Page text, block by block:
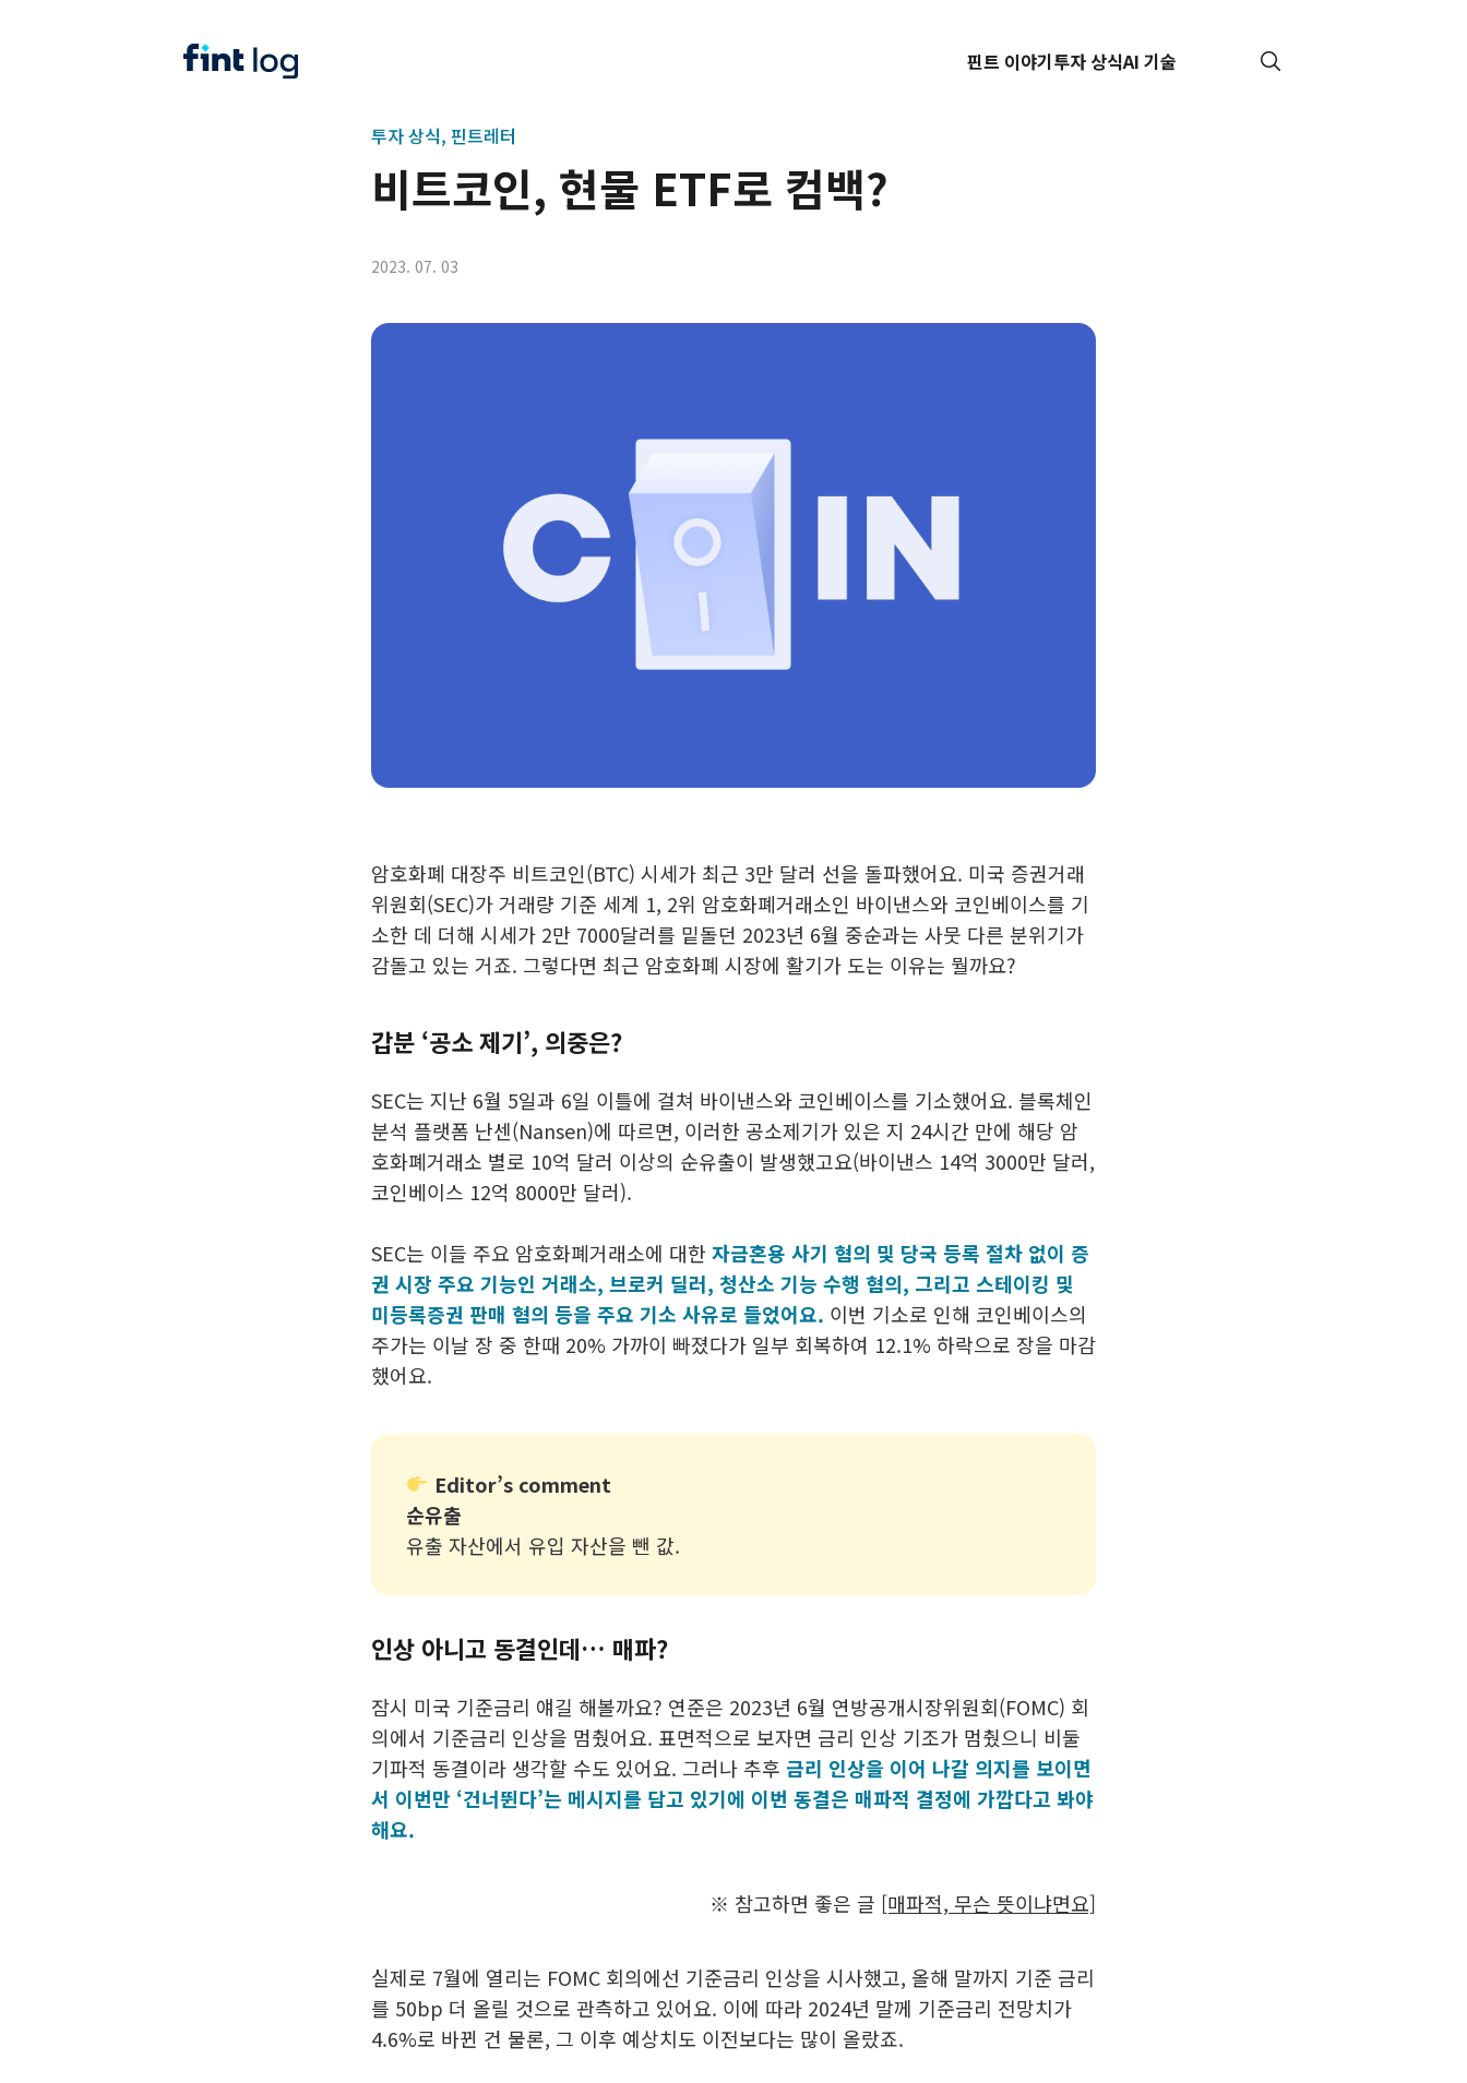
핀트 이야기투자 상식AI 기술
투자 상식, 핀트레터
비트코인, 현물 ETF로 컴백?
2023. 07. 03
암호화폐 대장주 비트코인(BTC) 시세가 최근 3만 달러 선을 돌파했어요. 미국 증권거래
위원회(SEC)가 거래량 기준 세계 1, 2위 암호화폐거래소인 바이낸스와 코인베이스를 기
소한 데 더해 시세가 2만 7000달러를 밑돌던 2023년 6월 중순과는 사뭇 다른 분위기가
감돌고 있는 거죠. 그렇다면 최근 암호화폐 시장에 활기가 도는 이유는 뭘까요?
갑분 ‘공소 제기’, 의중은?
SEC는 지난 6월 5일과 6일 이틀에 걸쳐 바이낸스와 코인베이스를 기소했어요. 블록체인
분석 플랫폼 난센(Nansen)에 따르면, 이러한 공소제기가 있은 지 24시간 만에 해당 암
호화폐거래소 별로 10억 달러 이상의 순유출이 발생했고요(바이낸스 14억 3000만 달러,
코인베이스 12억 8000만 달러).
SEC는 이들 주요 암호화폐거래소에 대한 자금혼용 사기 혐의 및 당국 등록 절차 없이 증
권 시장 주요 기능인 거래소, 브로커 딜러, 청산소 기능 수행 혐의, 그리고 스테이킹 및
미등록증권 판매 혐의 등을 주요 기소 사유로 들었어요. 이번 기소로 인해 코인베이스의
주가는 이날 장 중 한때 20% 가까이 빠졌다가 일부 회복하여 12.1% 하락으로 장을 마감
했어요.
Editor’s comment
순유출
유출 자산에서 유입 자산을 뺀 값.
인상 아니고 동결인데… 매파?
잠시 미국 기준금리 얘길 해볼까요? 연준은 2023년 6월 연방공개시장위원회(FOMC) 회
의에서 기준금리 인상을 멈췄어요. 표면적으로 보자면 금리 인상 기조가 멈췄으니 비둘
기파적 동결이라 생각할 수도 있어요. 그러나 추후 금리 인상을 이어 나갈 의지를 보이면
서 이번만 ‘건너뛴다’는 메시지를 담고 있기에 이번 동결은 매파적 결정에 가깝다고 봐야
해요.
※ 참고하면 좋은 글 [매파적, 무슨 뜻이냐면요]
실제로 7월에 열리는 FOMC 회의에선 기준금리 인상을 시사했고, 올해 말까지 기준 금리
를 50bp 더 올릴 것으로 관측하고 있어요. 이에 따라 2024년 말께 기준금리 전망치가
4.6%로 바뀐 건 물론, 그 이후 예상치도 이전보다는 많이 올랐죠.